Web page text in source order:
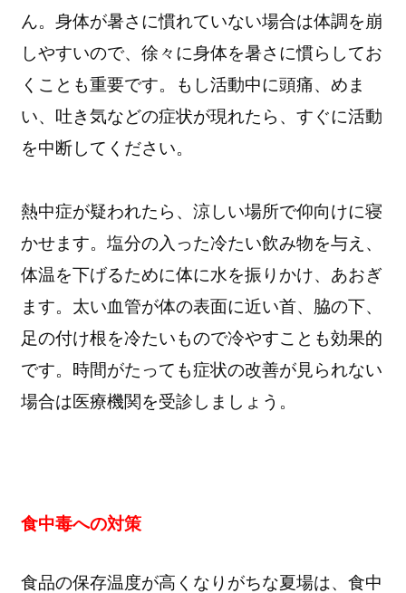
ん。身体が暑さに慣れていない場合は体調を崩
しやすいので、徐々に身体を暑さに慣らしてお
くことも重要です。もし活動中に頭痛、めま
い、吐き気などの症状が現れたら、すぐに活動
を中断してください。
熱中症が疑われたら、涼しい場所で仰向けに寝
かせます。塩分の入った冷たい飲み物を与え、
体温を下げるために体に水を振りかけ、あおぎ
ます。太い血管が体の表面に近い首、脇の下、
足の付け根を冷たいもので冷やすことも効果的
です。時間がたっても症状の改善が見られない
場合は医療機関を受診しましょう。
食中毒への対策
食品の保存温度が高くなりがちな夏場は、食中